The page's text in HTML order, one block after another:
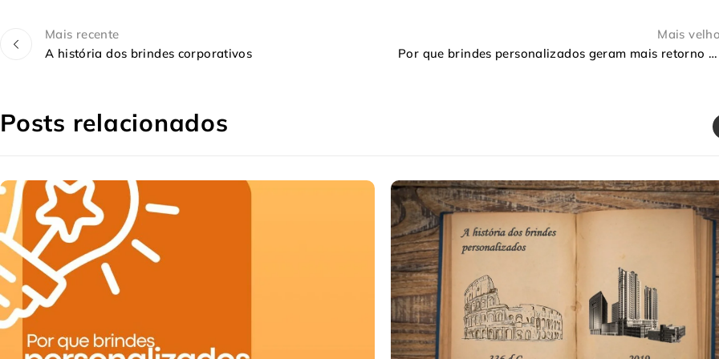
Mais recente
A história dos brindes corporativos
Mais
Por que brindes personalizados geram mais retorno do que anúncios tradicionais?
Posts relacionados